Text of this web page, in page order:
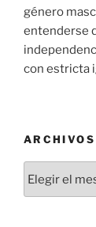
género
entenderse
con estricta
ARCHIVOS